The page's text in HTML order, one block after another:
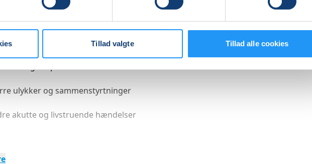
Tillad valgte Tillad alle cookies
i hverdagen, giver dette kursus dig kompetencer, der kan redde
og påkørsler
ulykker og sammenstyrtninger
akutte og livstruende hændelser